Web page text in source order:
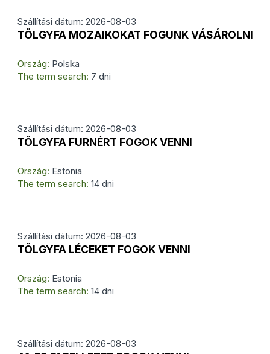
Szállítási dátum: 2026-08-03
TÖLGYFA MOZAIKOKAT FOGUNK VÁSÁROLNI
Ország: Polska
The term search: 7 dni
Szállítási dátum: 2026-08-03
TÖLGYFA FURNÉRT FOGOK VENNI
Ország: Estonia
The term search: 14 dni
Szállítási dátum: 2026-08-03
TÖLGYFA LÉCEKET FOGOK VENNI
Ország: Estonia
The term search: 14 dni
Szállítási dátum: 2026-08-03